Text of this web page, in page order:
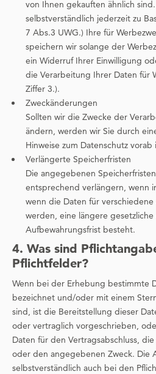
von Ihnen gekauften ähnlich
selbstverständlich jederzeit zu
7 Abs.3 UWG.) Ihre für
speichern wir solange der
ein Widerruf Ihrer Einwilligung
die Verarbeitung Ihrer Daten für
Ziffer 3.).
Zweckänderungen
Sollten wir die Zwecke der
ändern, werden wir Sie durch
Hinweise zum Datenschutz vorab
Verlängerte Speicherfristen
Die angegebenen
entsprechend verlängern, wenn
wenn die Daten für
werden, eine längere
Aufbewahrungsfrist besteht.
4. Was sind
Pflichtfelder?
Wenn bei der Erhebung bestimmte
bezeichnet und/oder mit einem
sind, ist die Bereitstellung dieser
oder vertraglich vorgeschrieben,
Daten für den Vertragsabschluss,
oder den angegebenen Zweck. Die
selbstverständlich auch bei den